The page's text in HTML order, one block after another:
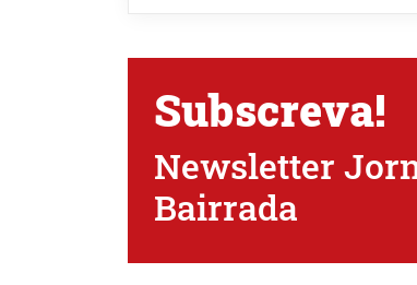
Subscreva!
Newsletter
Bairrada